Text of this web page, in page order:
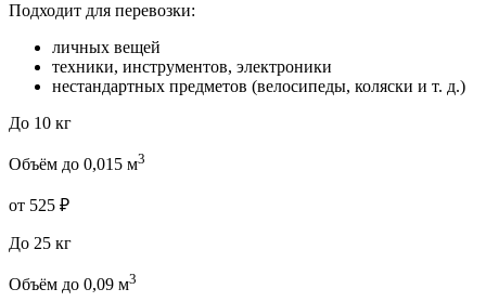
Подходит для перевозки:
личных вещей
техники, инструментов, электроники
нестандартных предметов (велосипеды, коляски и т. д.)
До 10 кг
Объём до 0,015 м3
от 525 ₽
До 25 кг
Объём до 0,09 м3